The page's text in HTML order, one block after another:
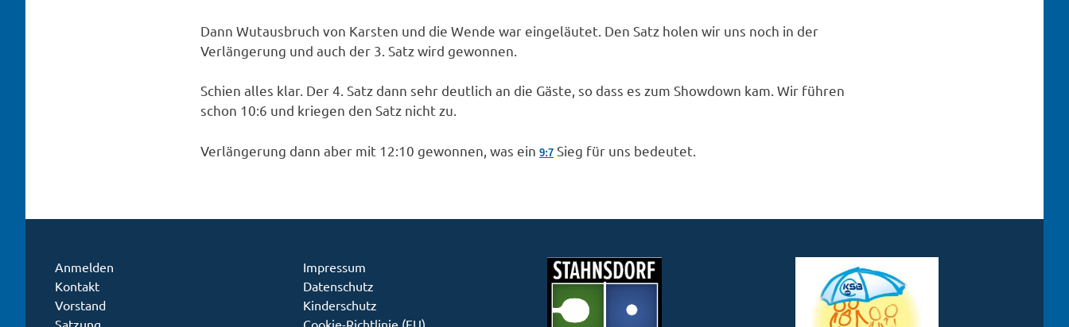
Dann Wutausbruch von Karsten und die Wende war eingeläutet. Den Satz holen wir uns noch in der
Verlängerung und auch der 3. Satz wird gewonnen.
Schien alles klar. Der 4. Satz dann sehr deutlich an die Gäste, so dass es zum Showdown kam. Wir führen
schon 10:6 und kriegen den Satz nicht zu.
Verlängerung dann aber mit 12:10 gewonnen, was ein 9:7 Sieg für uns bedeutet.
Anmelden
Kontakt
Vorstand
Impressum
Datenschutz
Kinderschutz